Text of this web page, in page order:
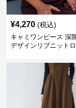
¥4,270 (税込)
キャミワンピース 深
デザインリブニット